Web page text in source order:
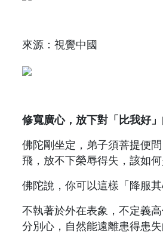
來源：視覺中國
修寬廣心，放下對「比我好」
佛陀剛坐定，弟子須菩提便
飛，放不下榮辱得失，該如何
佛陀說，你可以這樣「降服其
不執著於外在表象，不定義
分別心，自然能遠離患得患失